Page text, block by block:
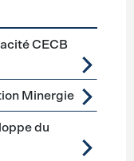
Sanierung
CECB
Minergie
du